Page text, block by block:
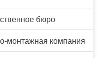
бюро
монтажная компания